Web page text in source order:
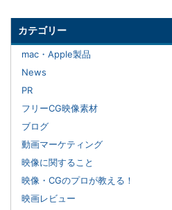
カテゴリー
mac・Apple製品
News
PR
フリーCG映像素材
ブログ
動画マーケティング
映像に関すること
映像・CGのプロが教える！
映画レビュー